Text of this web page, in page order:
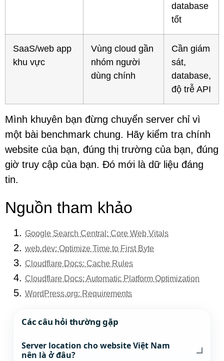
database
tốt
SaaS/web app
khu vực
Vùng cloud gần
nhóm người
dùng chính
Cần giám
sát,
database,
độ trễ API
Mình khuyên bạn đừng chuyển server chỉ vì
một bài benchmark chung. Hãy kiểm tra chính
website của bạn, đúng thị trường của bạn, đúng
giờ truy cập của bạn. Đó mới là dữ liệu đáng
tin.
Nguồn tham khảo
Google Search Central: Core Web Vitals
web.dev: Optimize Time to First Byte
Cloudflare Docs: Cache Rules
Cloudflare Docs: Automatic Platform Optimization
WordPress.org: Requirements
Các câu hỏi thường gặp
Server location cho website Việt Nam
nên là ở đâu?